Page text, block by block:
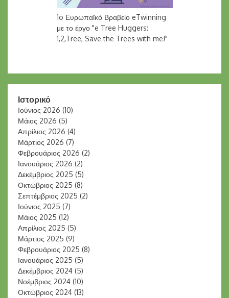
1o Ευρωπαϊκό Βραβείο eTwinning
με το έργο "e Tree Huggers:
1,2,Tree, Save the Trees with me!"
Ιστορικό
Ιούνιος 2026 (10)
Μάιος 2026 (5)
Απρίλιος 2026 (4)
Μάρτιος 2026 (7)
Φεβρουάριος 2026 (2)
Ιανουάριος 2026 (2)
Δεκέμβριος 2025 (5)
Οκτώβριος 2025 (8)
Σεπτέμβριος 2025 (2)
Ιούνιος 2025 (7)
Μάιος 2025 (12)
Απρίλιος 2025 (5)
Μάρτιος 2025 (9)
Φεβρουάριος 2025 (8)
Ιανουάριος 2025 (5)
Δεκέμβριος 2024 (5)
Νοέμβριος 2024 (10)
Οκτώβριος 2024 (13)